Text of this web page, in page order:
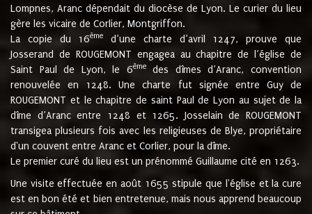
Lompnes, Aranc dépendait du diocèse de Lyon. Le curier du lieu
gère les vicaire de Corlier, Montgriffon.
La copie du 16ème
d’une charte d’avril 1247, prouve que
Josserand de ROUGEMONT engagea au chapitre de l’église de
Saint Paul de Lyon, le 6èmedes dîmes d’Aranc, convention
renouvelée en 1248. Une charte fut signée entre Guy de
ROUGEMONT et le chapitre de saint Paul de Lyon au sujet de la
dîme d’Aranc entre 1248 et 1265. Josselain de ROUGEMONT
transigea plusieurs fois avec les religieuses de Blye, propriétaire
d'un couvent entre Aranc et Corlier, pour la dîme.
Le premier curé du lieu est un prénommé Guillaume cité en 1263.
Une visite effectuée en août 1655 stipule que l'église et la cure
est en bon été et bien entretenue, mais nous apprend beaucoup